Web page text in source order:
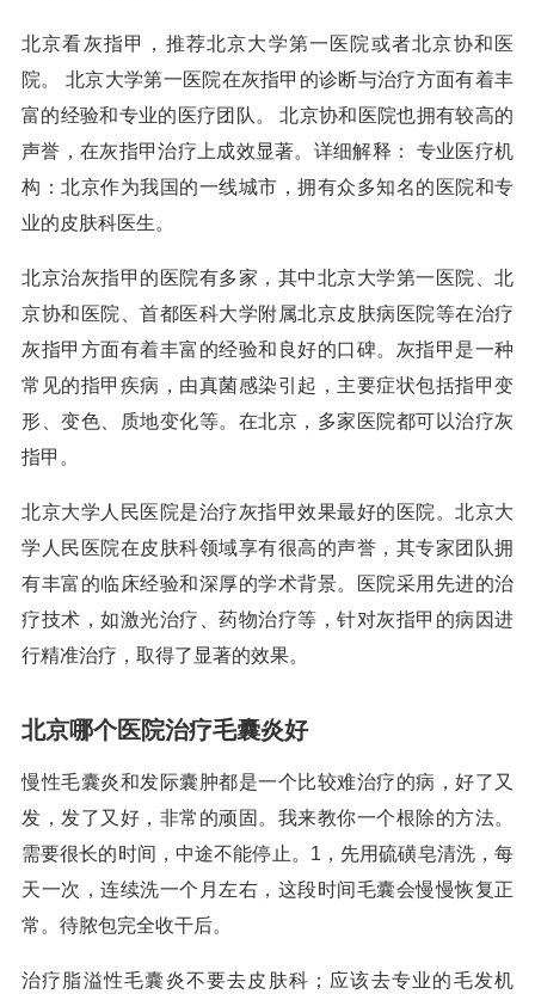
北京看灰指甲，推荐北京大学第一医院或者北京协和医
院。 北京大学第一医院在灰指甲的诊断与治疗方面有着丰
富的经验和专业的医疗团队。 北京协和医院也拥有较高的
声誉，在灰指甲治疗上成效显著。详细解释： 专业医疗机
构：北京作为我国的一线城市，拥有众多知名的医院和专
业的皮肤科医生。
北京治灰指甲的医院有多家，其中北京大学第一医院、北
京协和医院、首都医科大学附属北京皮肤病医院等在治疗
灰指甲方面有着丰富的经验和良好的口碑。灰指甲是一种
常见的指甲疾病，由真菌感染引起，主要症状包括指甲变
形、变色、质地变化等。在北京，多家医院都可以治疗灰
指甲。
北京大学人民医院是治疗灰指甲效果最好的医院。北京大
学人民医院在皮肤科领域享有很高的声誉，其专家团队拥
有丰富的临床经验和深厚的学术背景。医院采用先进的治
疗技术，如激光治疗、药物治疗等，针对灰指甲的病因进
行精准治疗，取得了显著的效果。
北京哪个医院治疗毛囊炎好
慢性毛囊炎和发际囊肿都是一个比较难治疗的病，好了又
发，发了又好，非常的顽固。我来教你一个根除的方法。
需要很长的时间，中途不能停止。1，先用硫磺皂清洗，每
天一次，连续洗一个月左右，这段时间毛囊会慢慢恢复正
常。待脓包完全收干后。
治疗脂溢性毛囊炎不要去皮肤科；应该去专业的毛发机